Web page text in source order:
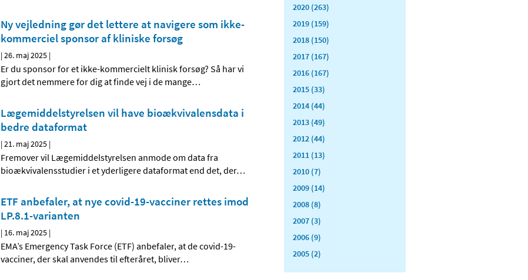
Ny vejledning gør det lettere at navigere som ikke-
kommerciel sponsor af kliniske forsøg
|26. maj 2025 |
Er du sponsor for et ikke-kommercielt klinisk forsøg? Så har vi
gjort det nemmere for dig at finde vej i de mange…
Lægemiddelstyrelsen vil have bioækvivalensdata i
bedre dataformat
|21. maj 2025 |
Fremover vil Lægemiddelstyrelsen anmode om data fra
bioækvivalensstudier i et yderligere dataformat end det, der…
ETF anbefaler, at nye covid-19-vacciner rettes imod
LP.8.1-varianten
| 16. maj 2025 |
EMA’s Emergency Task Force (ETF) anbefaler, at de covid-19-
vacciner, der skal anvendes til efteråret, bliver…
2020 (263)
2019 (159)
2018 (150)
2017 (167)
2016 (167)
2015 (33)
2014 (44)
2013 (49)
2012 (44)
2011 (13)
2010 (7)
2009 (14)
2008 (8)
2007 (3)
2006 (9)
2005 (2)